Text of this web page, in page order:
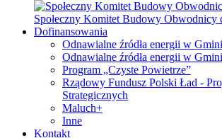
Społeczny Komitet Budowy Obwodnicy
Dofinansowania
Odnawialne źródła energii w
Odnawialne źródła energii w
Program „Czyste Powietrze”
Rządowy Fundusz Polski Ład -
Strategicznych
Maluch+
Inne
Kontakt